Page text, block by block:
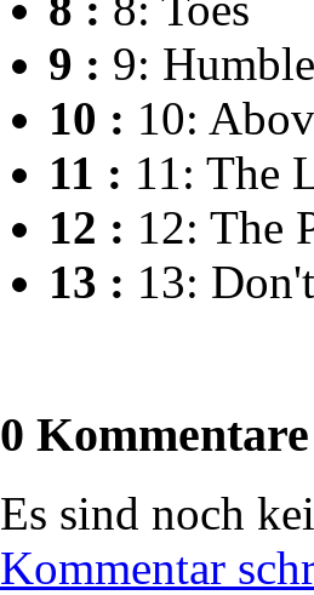
9 : 9:
10 : 10:
11 : 11: The
12 : 12: The
13 : 13:
0
Es sind noch
Kommentar